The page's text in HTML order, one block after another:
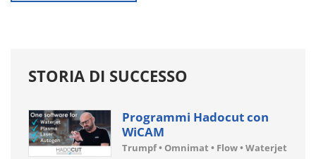
STORIA DI SUCCESSO
Programmi Hadocut con
WiCAM
Trumpf • Omnimat • Flow • Waterjet